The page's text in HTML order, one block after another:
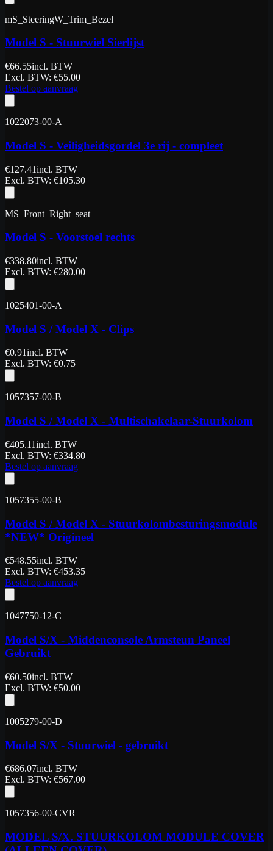
mS_SteeringW_Trim_Bezel
Model S - Stuurwiel Sierlijst
€66.55incl. BTW
Excl. BTW: €55.00
Bestel op aanvraag
1022073-00-A
Model S - Veiligheidsgordel 3e rij - compleet
€127.41incl. BTW
Excl. BTW: €105.30
MS_Front_Right_seat
Model S - Voorstoel rechts
€338.80incl. BTW
Excl. BTW: €280.00
1025401-00-A
Model S / Model X - Clips
€0.91incl. BTW
Excl. BTW: €0.75
1057357-00-B
Model S / Model X - Multischakelaar-Stuurkolom
€405.11incl. BTW
Excl. BTW: €334.80
Bestel op aanvraag
1057355-00-B
Model S / Model X - Stuurkolombesturingsmodule
*NEW* Origineel
€548.55incl. BTW
Excl. BTW: €453.35
Bestel op aanvraag
1047750-12-C
Model S/X - Middenconsole Armsteun Paneel
Gebruikt
€60.50incl. BTW
Excl. BTW: €50.00
1005279-00-D
Model S/X - Stuurwiel - gebruikt
€686.07incl. BTW
Excl. BTW: €567.00
1057356-00-CVR
MODEL S/X. STUURKOLOM MODULE COVER